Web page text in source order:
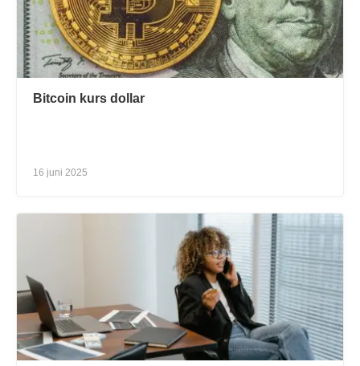
Bitcoin kurs dollar
16 juni 2025